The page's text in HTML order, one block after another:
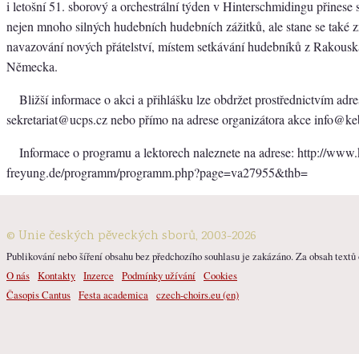
i letošní 51. sborový a orchestrální týden v Hinterschmidingu přinese
nejen mnoho silných hudebních hudebních zážitků, ale stane se také
navazování nových přátelství, místem setkávání hudebníků z
Německa.
Bližší informace o akci a přihlášku lze obdržet prostřednictvím
sekretariat@ucps.cz nebo přímo na adrese organizátora akce
Informace o programu a lektorech naleznete na adrese: http://
freyung.de/programm/programm.php?page=va27955&thb=
© Unie českých pěveckých sborů, 2003-2026
Publikování nebo šíření obsahu bez předchozího souhlasu je zakázáno. Za obsah
O nás Kontakty Inzerce Podmínky užívání Cookies
Časopis Cantus Festa academica czech-choirs.eu (en)